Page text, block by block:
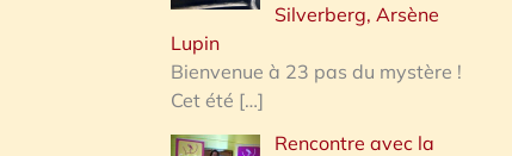
Silverberg, Arsène
Lupin
Bienvenue à 23 pas du mystère !
Cet été […]
Rencontre avec la